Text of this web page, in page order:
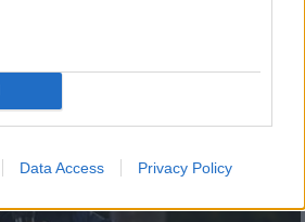
Data Access Privacy Policy